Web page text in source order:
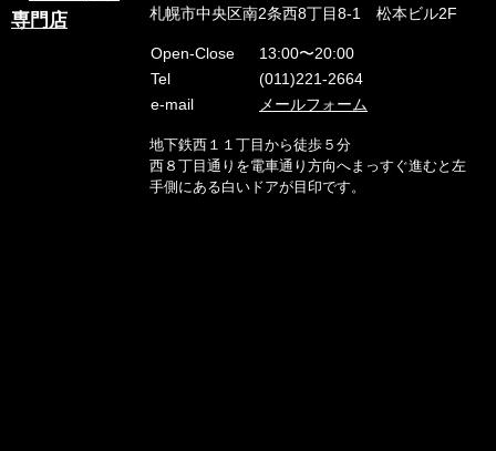
札幌市中央区南2条西8丁目8-1 松本ビル2F
Open-Close
13:00〜20:00
Tel
(011)221-2664
e-mail
メールフォーム
地下鉄西１１丁目から徒歩５分
西８丁目通りを電車通り方向へまっすぐ進むと左
手側にある白いドアが目印です。